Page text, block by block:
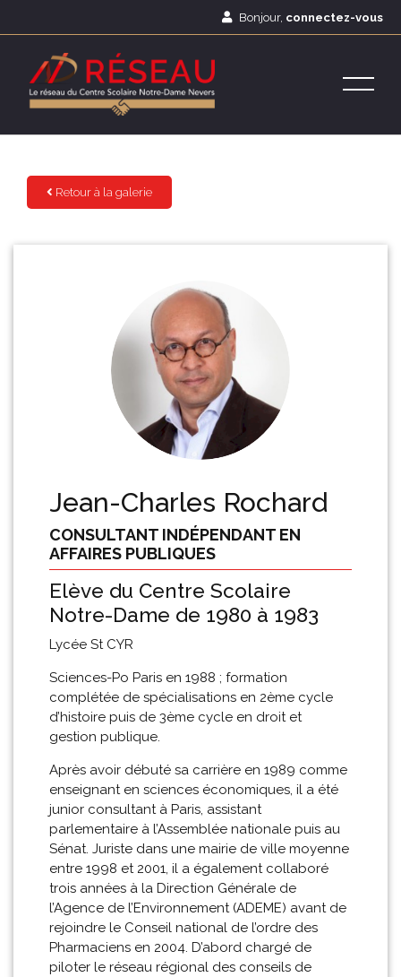
Bonjour, connectez-vous
Retour à la galerie
Jean-Charles Rochard
CONSULTANT INDÉPENDANT EN
AFFAIRES PUBLIQUES
Elève du Centre Scolaire
Notre-Dame de 1980 à 1983
Lycée St CYR
Sciences-Po Paris en 1988 ; formation
complétée de spécialisations en 2ème cycle
d’histoire puis de 3ème cycle en droit et
gestion publique.
Après avoir débuté sa carrière en 1989 comme
enseignant en sciences économiques, il a été
junior consultant à Paris, assistant
parlementaire à l’Assemblée nationale puis au
Sénat. Juriste dans une mairie de ville moyenne
entre 1998 et 2001, il a également collaboré
trois années à la Direction Générale de
l’Agence de l’Environnement (ADEME) avant de
rejoindre le Conseil national de l’ordre des
Pharmaciens en 2004. D’abord chargé de
piloter le réseau régional des conseils de